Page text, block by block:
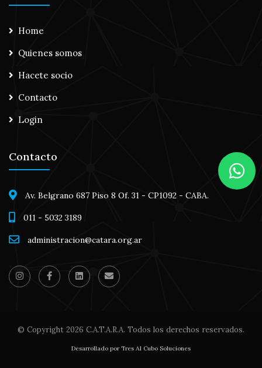
Home
Quienes somos
Hacete socio
Contacto
Login
Contacto
Av. Belgrano 687 Piso 8 Of. 31 - CP1092 - CABA.
011 - 5032 3189
administracion@catara.org.ar
© Copyright 2026 C.A.T.A.R.A. Todos los derechos reservados.
Desarrollado por Tres Al Cubo Soluciones